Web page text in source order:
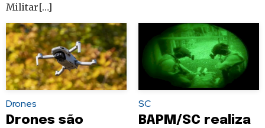
Militar[…]
Drones
Drones são
SC
BAPM/SC realiza